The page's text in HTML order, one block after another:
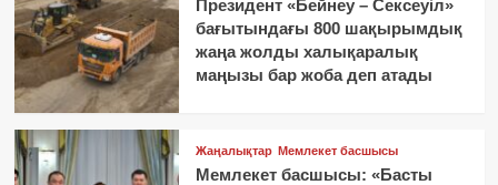
Президент «Бейнеу – Сексеуіл»
бағытындағы 800 шақырымдық
жаңа жолды халықаралық
маңызы бар жоба деп атады
Жаңалықтар Мемлекет басшысы
Мемлекет басшысы: «Басты